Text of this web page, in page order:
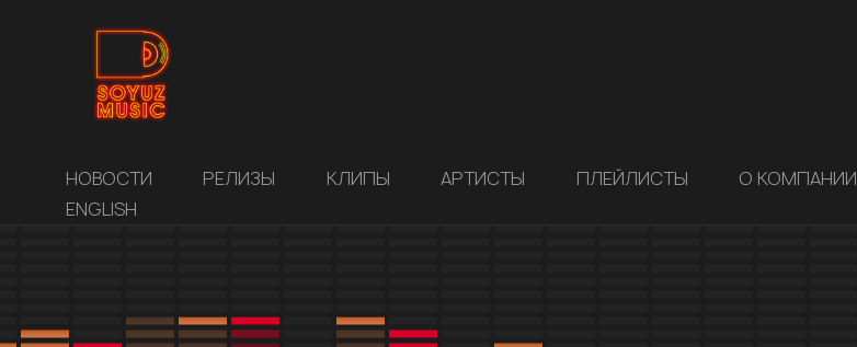
НОВОСТИ РЕЛИЗЫ КЛИПЫ АРТИСТЫ ПЛЕЙЛИСТЫ О КОМПАНИИ
ENGLISH